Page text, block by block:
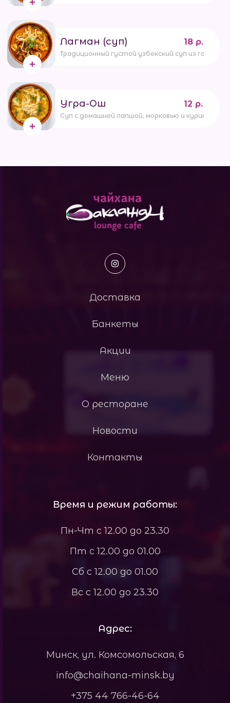
Лагман (суп) 18 р.
Традиционный густой узбекский суп из
Угра-Ош 12 р.
Cуп с домашней лапшой, морковью и куриной
Доставка
Банкеты
Акции
Меню
О ресторане
Новости
Контакты
Время и режим работы:
Пн-Чт с 12.00 до 23.30
Пт с 12.00 до 01.00
Сб с 12.00 до 01.00
Вс с 12.00 до 23.30
Адрес:
Минск, ул. Комсомольская, 6
info@chaihana-minsk.by
+375 44 766-46-64